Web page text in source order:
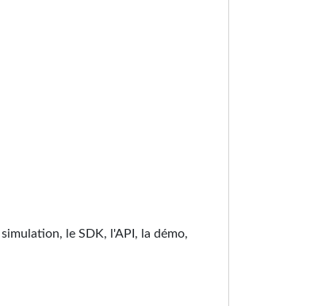
le SDK, l'API, la démo,